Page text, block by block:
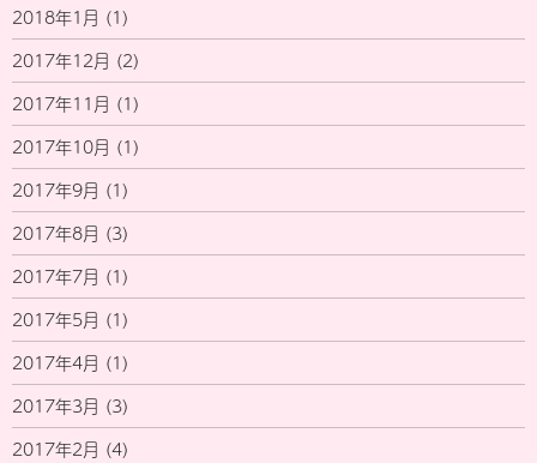
2018年1月 (1)
2017年12月 (2)
2017年11月 (1)
2017年10月 (1)
2017年9月 (1)
2017年8月 (3)
2017年7月 (1)
2017年5月 (1)
2017年4月 (1)
2017年3月 (3)
2017年2月 (4)